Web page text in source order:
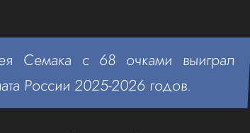
Семака с 68 очками выиграл
России 2025-2026 годов.